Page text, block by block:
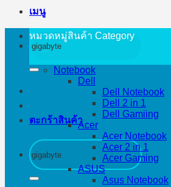
เมนู
ค้นหา:
ตะกร้าสินค้า
ค้นหา:
หมวดหมู่สินค้า Category
Notebook
Dell
Dell Notebook
Dell 2 in 1
Dell Gamiing
Acer
Acer Notebook
Acer 2 in 1
Acer Gaming
ASUS
Asus Notebook